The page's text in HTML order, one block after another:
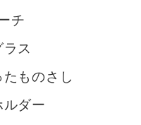
チ
ス
ものさし
ルダー